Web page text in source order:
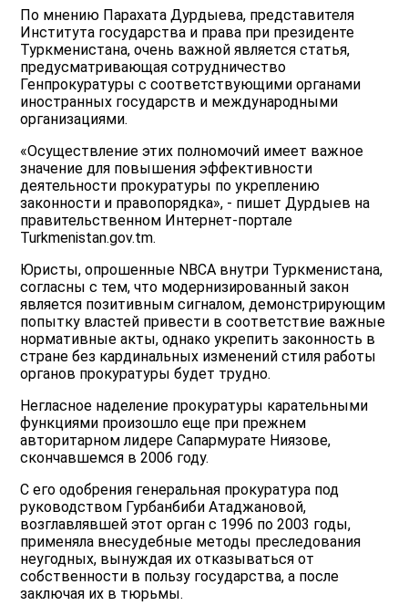
По мнению Парахата Дурдыева, представителя
Института государства и права при президенте
Туркменистана, очень важной является статья,
предусматривающая сотрудничество
Генпрокуратуры с соответствующими органами
иностранных государств и международными
организациями.
«Осуществление этих полномочий имеет важное
значение для повышения эффективности
деятельности прокуратуры по укреплению
законности и правопорядка», - пишет Дурдыев на
правительственном Интернет-портале
Turkmenistan.gov.tm.
Юристы, опрошенные NBCA внутри Туркменистана,
согласны с тем, что модернизированный закон
является позитивным сигналом, демонстрирующим
попытку властей привести в соответствие важные
нормативные акты, однако укрепить законность в
стране без кардинальных изменений стиля работы
органов прокуратуры будет трудно.
Негласное наделение прокуратуры карательными
функциями произошло еще при прежнем
авторитарном лидере Сапармурате Ниязове,
скончавшемся в 2006 году.
С его одобрения генеральная прокуратура под
руководством Гурбанбиби Атаджановой,
возглавлявшей этот орган с 1996 по 2003 годы,
применяла внесудебные методы преследования
неугодных, вынуждая их отказываться от
собственности в пользу государства, а после
заключая их в тюрьмы.